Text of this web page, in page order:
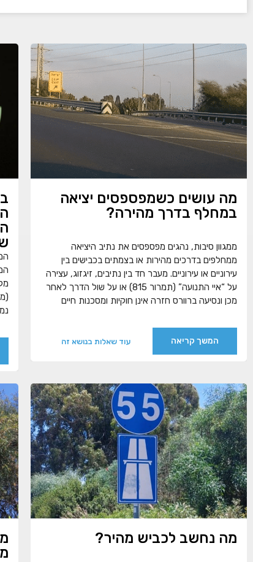
מה עושים כשמפספסים יציאה
במחלף בדרך מהירה?
ממגוון סיבות, נהגים מפספסים את נתיב היציאה
ממחלפים בדרכים מהירות או בצמתים בכבישים בין
עירוניים או עירוניים. מעבר חד בין נתיבים, זיגזוג, עצירה
על “איי התנועה” (תמרור 815) או על שול הדרך לאחר
מכן ונסיעה ברוורס חזרה אינן חוקיות ומסכנות חיים
המשך קריאה עוד שאלות בנושא זה
מה נחשב לכביש מהיר?